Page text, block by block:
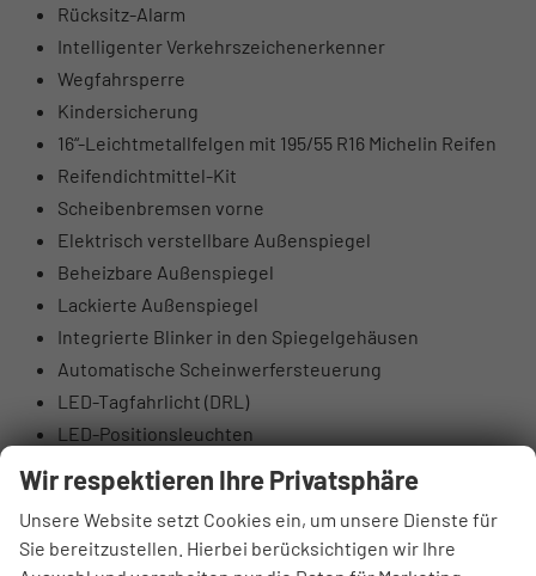
Rücksitz-Alarm
Intelligenter Verkehrszeichenerkenner
Wegfahrsperre
Kindersicherung
16“-Leichtmetallfelgen mit 195/55 R16 Michelin Reifen
Reifendichtmittel-Kit
Scheibenbremsen vorne
Elektrisch verstellbare Außenspiegel
Beheizbare Außenspiegel
Lackierte Außenspiegel
Integrierte Blinker in den Spiegelgehäusen
Automatische Scheinwerfersteuerung
LED-Tagfahrlicht (DRL)
LED-Positionsleuchten
Nebelscheinwerfer hinten
Tönung der Scheiben
Beleuchteter Schminkspiegel
Lederlenkrad
Wir respektieren Ihre Privatsphäre
Unsere Website setzt Cookies ein, um unsere Dienste für
Sie bereitzustellen. Hierbei berücksichtigen wir Ihre